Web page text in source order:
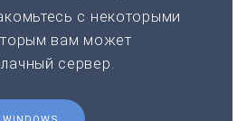
с некоторыми
вам может
сервер.